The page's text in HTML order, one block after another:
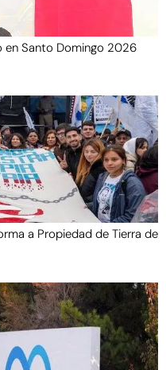
en Santo Domingo 2026
a Propiedad de Tierra de